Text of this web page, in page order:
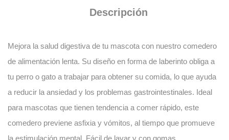
Descripción
Mejora la salud digestiva de tu mascota con nuestro comedero
de alimentación lenta. Su diseño en forma de laberinto obliga a
tu perro o gato a trabajar para obtener su comida, lo que ayuda
a reducir la ansiedad y los problemas gastrointestinales. Ideal
para mascotas que tienen tendencia a comer rápido, este
comedero previene asfixia y vómitos, al tiempo que promueve
la estimulación mental. Fácil de lavar y con gomas